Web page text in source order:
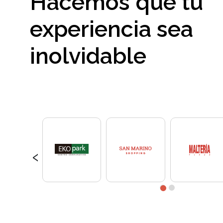
experiencia sea
inolvidable
‹